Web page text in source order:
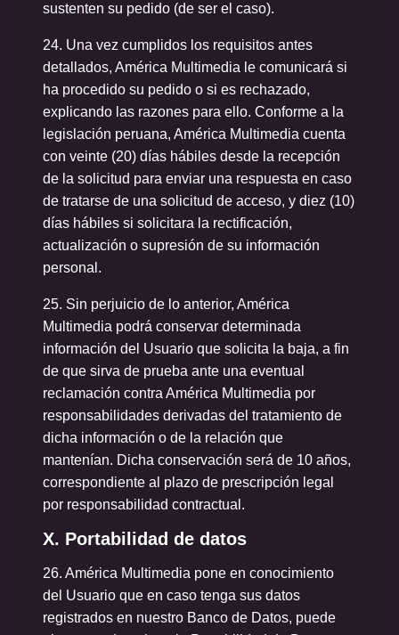
sustenten su pedido (de ser el caso).
24. Una vez cumplidos los requisitos antes
detallados, América Multimedia le comunicará si
ha procedido su pedido o si es rechazado,
explicando las razones para ello. Conforme a la
legislación peruana, América Multimedia cuenta
con veinte (20) días hábiles desde la recepción
de la solicitud para enviar una respuesta en caso
de tratarse de una solicitud de acceso, y diez (10)
días hábiles si solicitara la rectificación,
actualización o supresión de su información
personal.
25. Sin perjuicio de lo anterior, América
Multimedia podrá conservar determinada
información del Usuario que solicita la baja, a fin
de que sirva de prueba ante una eventual
reclamación contra América Multimedia por
responsabilidades derivadas del tratamiento de
dicha información o de la relación que
mantenían. Dicha conservación será de 10 años,
correspondiente al plazo de prescripción legal
por responsabilidad contractual.
X. Portabilidad de datos
26. América Multimedia pone en conocimiento
del Usuario que en caso tenga sus datos
registrados en nuestro Banco de Datos, puede